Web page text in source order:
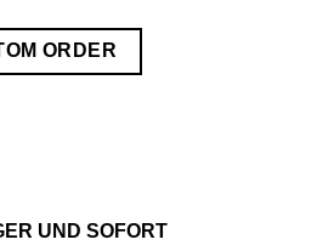
ORDER
UND SOFORT